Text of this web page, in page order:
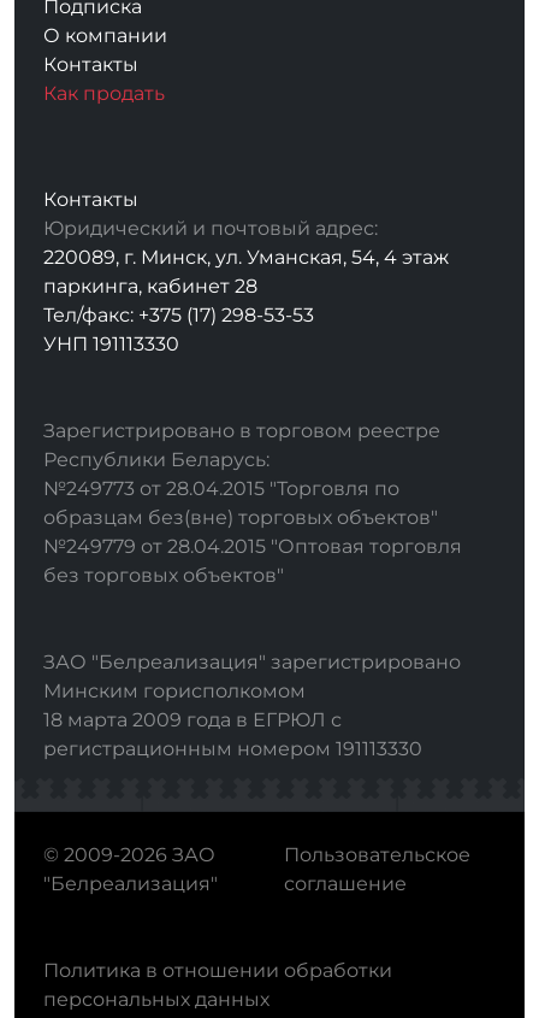
Подписка
О компании
Контакты
Как продать
Контакты
Юридический и почтовый адрес:
220089, г. Минск, ул. Уманская, 54, 4 этаж
паркинга, кабинет 28
Тел/факс: +375 (17) 298-53-53
УНП 191113330
Зарегистрировано в торговом реестре
Республики Беларусь:
№249773 от 28.04.2015 "Торговля по
образцам без(вне) торговых объектов"
№249779 от 28.04.2015 "Оптовая торговля
без торговых объектов"
ЗАО "Белреализация" зарегистрировано
Минским горисполкомом
18 марта 2009 года в ЕГРЮЛ с
регистрационным номером 191113330
© 2009-2026 ЗАО
"Белреализация"
Пользовательское
соглашение
Политика в отношении обработки
персональных данных